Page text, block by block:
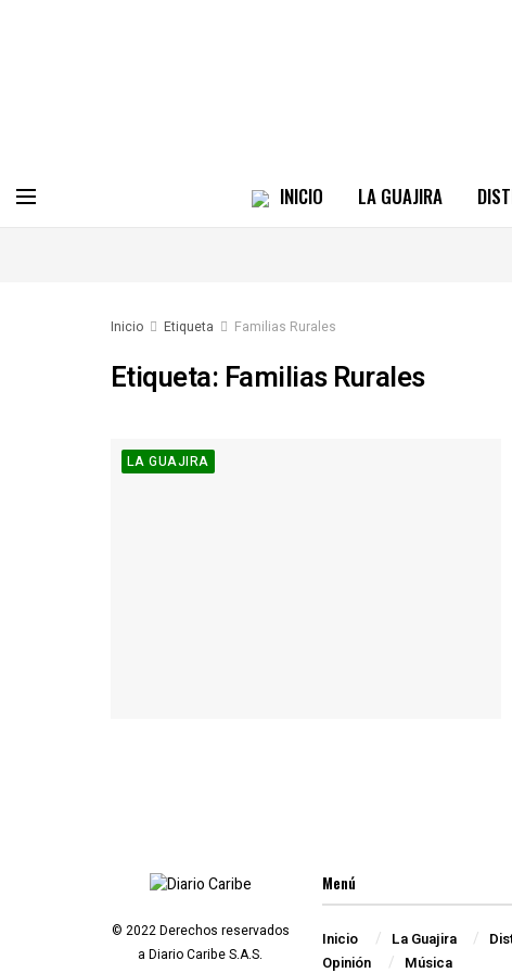
INICIO LA GUAJIRA
Inicio Etiqueta Familias Rurales
Etiqueta: Familias Rurales
LA GUAJIRA
© 2022 Derechos reservados
a Diario Caribe S.A.S.
Menú
Inicio La Guajira
Opinión
Música